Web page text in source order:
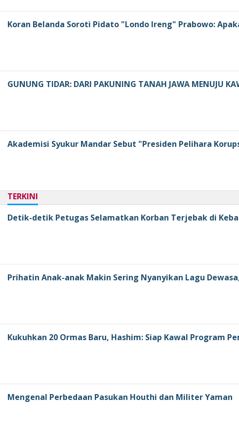
Koran Belanda Soroti Pidato "Londo Ireng" Prabowo:
GUNUNG TIDAR: DARI PAKUNING TANAH JAWA MENUJU
Akademisi Syukur Mandar Sebut "Presiden Pelihara
TERKINI
Detik-detik Petugas Selamatkan Korban Terjebak di
Prihatin Anak-anak Makin Sering Nyanyikan Lagu
Kukuhkan 20 Ormas Baru, Hashim: Siap Kawal Program
Mengenal Perbedaan Pasukan Houthi dan Militer Yaman